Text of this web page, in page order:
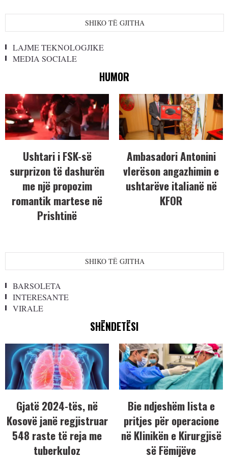
SHIKO TË GJITHA
LAJME TEKNOLOGJIKE
MEDIA SOCIALE
HUMOR
Ushtari i FSK-së
surprizon të dashurën
me një propozim
romantik martese në
Prishtinë
Ambasadori Antonini
vlerëson angazhimin e
ushtarëve italianë në
KFOR
SHIKO TË GJITHA
BARSOLETA
INTERESANTE
VIRALE
SHËNDETËSI
Gjatë 2024-tës, në
Kosovë janë regjistruar
548 raste të reja me
tuberkuloz
Bie ndjeshëm lista e
pritjes për operacione
në Klinikën e Kirurgjisë
së Fëmijëve